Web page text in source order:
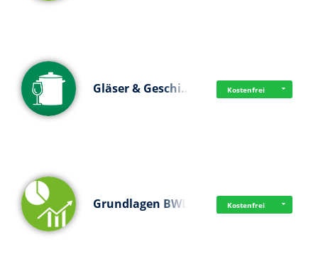
Gläser & Geschi… Kostenfrei
Grundlagen BWL Kostenfrei